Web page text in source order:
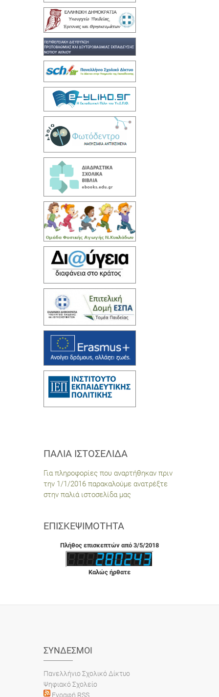
ΠΑΛΙΆ ΙΣΤΟΣΕΛΊΔΑ
Για πληροφορίες που αναρτήθηκαν πριν
την 1/1/2016 παρακαλούμε ανατρέξτε
στην παλιά ιστοσελίδα μας
ΕΠΙΣΚΕΨΙΜΌΤΗΤΑ
Πλήθος επισκεπτών από 3/5/2018
Καλώς ήρθατε
ΣΎΝΔΕΣΜΟΙ
Πανελλήνιο Σχολικό Δίκτυο
Ψηφιακό Σχολείο
Εγραφή RSS